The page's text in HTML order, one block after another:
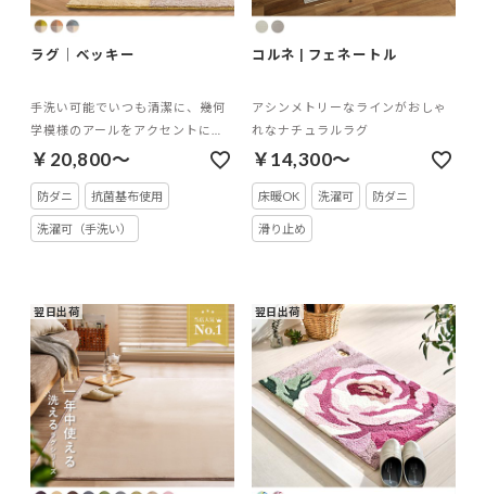
ラグ｜ベッキー
手洗い可能でいつも清潔に、幾何
学模様のアールをアクセントにポ
ップで心躍る色合いに魅了される
￥20,800～
防ダニ 抗菌基布使用
洗濯可（手洗い）
コルネ | フェネートル
アシンメトリーなラインがおしゃ
れなナチュラルラグ
￥14,300～
床暖OK 洗濯可 防ダニ
滑り止め
翌日出荷 翌日出荷